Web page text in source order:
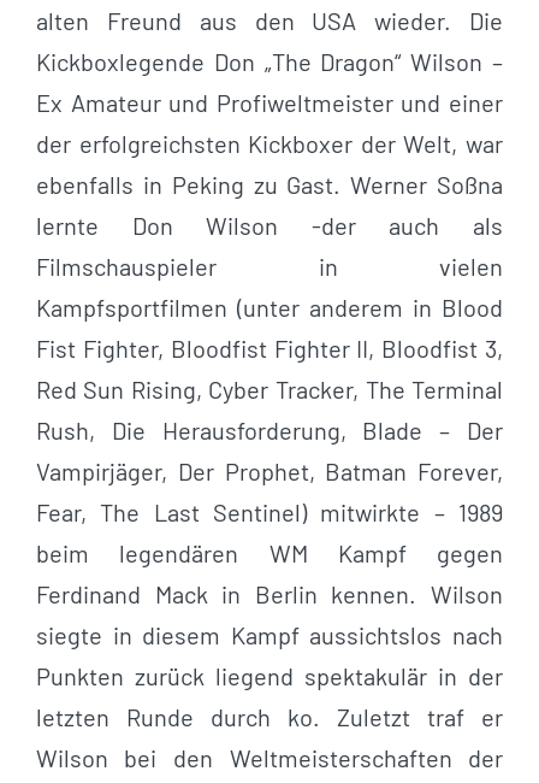
alten Freund aus den USA wieder. Die
Kickboxlegende Don „The Dragon“ Wilson –
Ex Amateur und Profiweltmeister und einer
der erfolgreichsten Kickboxer der Welt, war
ebenfalls in Peking zu Gast. Werner Soßna
lernte Don Wilson -der auch als
Filmschauspieler in vielen
Kampfsportfilmen (unter anderem in Blood
Fist Fighter, Bloodfist Fighter II, Bloodfist 3,
Red Sun Rising, Cyber Tracker, The Terminal
Rush, Die Herausforderung, Blade – Der
Vampirjäger, Der Prophet, Batman Forever,
Fear, The Last Sentinel) mitwirkte – 1989
beim legendären WM Kampf gegen
Ferdinand Mack in Berlin kennen. Wilson
siegte in diesem Kampf aussichtslos nach
Punkten zurück liegend spektakulär in der
letzten Runde durch ko. Zuletzt traf er
Wilson bei den Weltmeisterschaften der